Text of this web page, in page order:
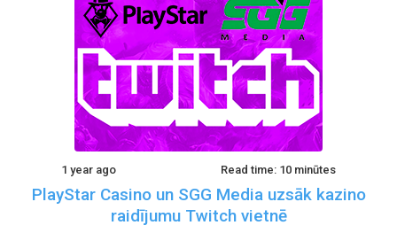
1 year ago Read time: 10 minūtes
PlayStar Casino un SGG Media uzsāk kazino
raidījumu Twitch vietnē